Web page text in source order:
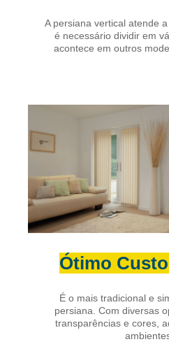
A persiana vertical atende
é necessário dividir em
acontece em outros
Ótimo
É o mais tradicional e
persiana. Com diversas
transparências e cores,